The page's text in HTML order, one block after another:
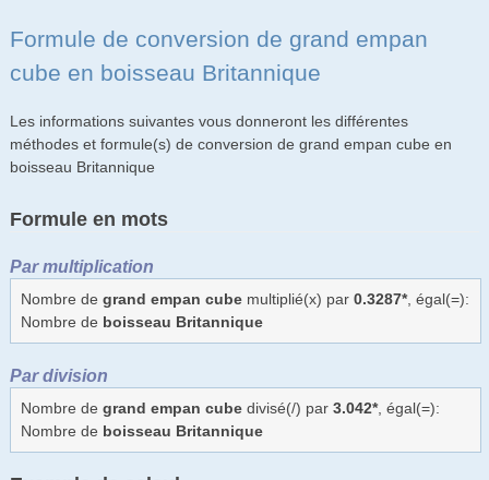
Formule de conversion de grand empan
cube en boisseau Britannique
Les informations suivantes vous donneront les différentes
méthodes et formule(s) de conversion de grand empan cube en
boisseau Britannique
Formule en mots
Par multiplication
Nombre de grand empan cubemultiplié(x) par 0.3287*, égal(=):
Nombre de boisseau Britannique
Par division
Nombre de grand empan cubedivisé(/) par 3.042*, égal(=):
Nombre de boisseau Britannique